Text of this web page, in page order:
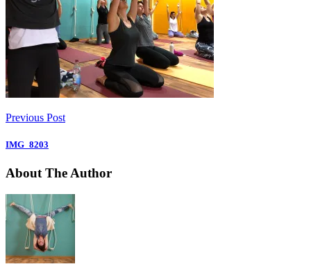
Previous Post
IMG_8203
About The Author